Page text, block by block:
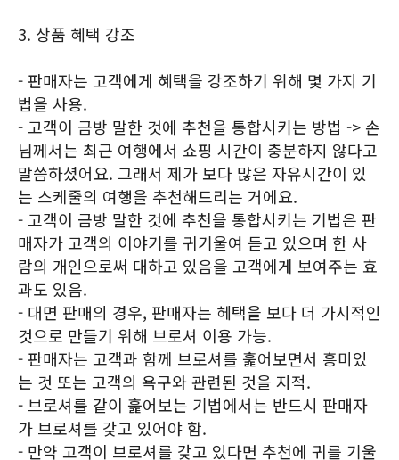
3. 상품 혜택 강조
- 판매자는 고객에게 혜택을 강조하기 위해 몇 가지 기
법을 사용.
- 고객이 금방 말한 것에 추천을 통합시키는 방법 -> 손
님께서는 최근 여행에서 쇼핑 시간이 충분하지 않다고
말씀하셨어요. 그래서 제가 보다 많은 자유시간이 있
는 스케줄의 여행을 추천해드리는 거에요.
- 고객이 금방 말한 것에 추천을 통합시키는 기법은 판
매자가 고객의 이야기를 귀기울여 듣고 있으며 한 사
람의 개인으로써 대하고 있음을 고객에게 보여주는 효
과도 있음.
- 대면 판매의 경우, 판매자는 헤택을 보다 더 가시적인
것으로 만들기 위해 브로셔 이용 가능.
- 판매자는 고객과 함께 브로셔를 훑어보면서 흥미있
는 것 또는 고객의 욕구와 관련된 것을 지적.
- 브로셔를 같이 훑어보는 기법에서는 반드시 판매자
가 브로셔를 갖고 있어야 함.
- 만약 고객이 브로셔를 갖고 있다면 추천에 귀를 기울